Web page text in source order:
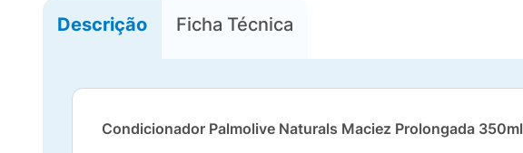
Descrição Ficha Técnica
Condicionador Palmolive Naturals Maciez Prolongada 350ml